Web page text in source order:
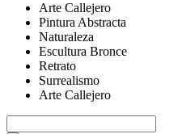
Arte Callejero
Pintura Abstracta
Naturaleza
Escultura Bronce
Retrato
Surrealismo
Arte Callejero